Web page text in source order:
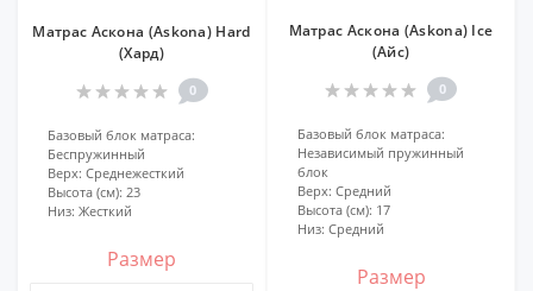
Матрас Аскона (Askona) Hard
(Хард)
0
Базовый блок матраса:
Беспружинный
Верх: Среднежесткий
Высота (см): 23
Низ: Жесткий
Размер
Матрас Аскона (Askona) Ice
(Айс)
0
Базовый блок матраса:
Независимый пружинный
блок
Верх: Средний
Высота (см): 17
Низ: Средний
Размер